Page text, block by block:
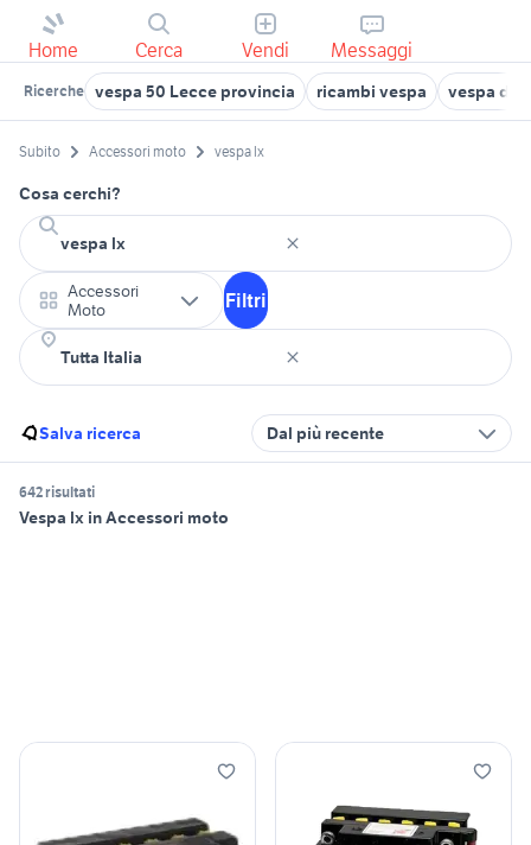
Home Cerca Vendi Messaggi
Ricerche vespa 50 Lecce provincia ricambi vespa vespa da
Subito Accessori moto vespa lx
Cosa cerchi?
Accessori
Moto
Filtri
Salva ricerca Dal più recente
642 risultati
Vespa lx in Accessori moto